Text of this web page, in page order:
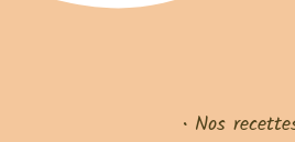
• Nos